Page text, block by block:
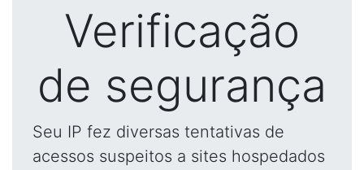
Verificação
de segurança
Seu IP fez diversas tentativas de
acessos suspeitos a sites hospedados